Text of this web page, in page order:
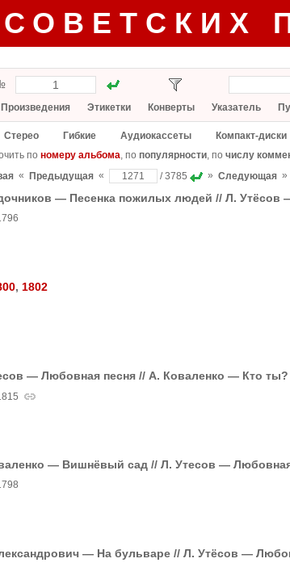
Произведения Этикетки Конверты Указатель
Стерео Гибкие Аудиокассеты Компакт-диски
по номеру альбома, по популярности, по числу
« Предыдущая « / 3785 » Следующая »
— Песенка пожилых людей // Л. Утёсов
, 1802
— Любовная песня // А. Коваленко — Кто ты?
— Вишнёвый сад // Л. Утесов —
— На бульваре // Л. Утёсов —